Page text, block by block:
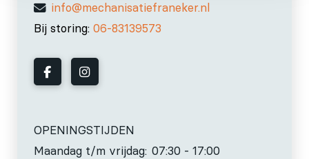
info@mechanisatiefraneker.nl
Bij storing: 06-83139573
OPENINGSTIJDEN
Maandag t/m vrijdag: 07:30 - 17:00